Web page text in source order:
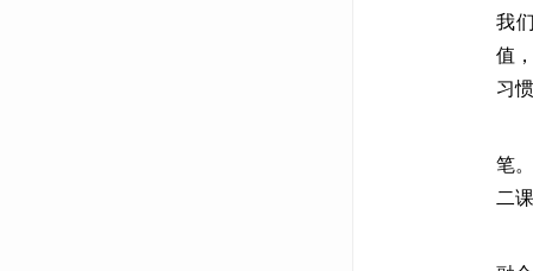
我
值
习
笔
二